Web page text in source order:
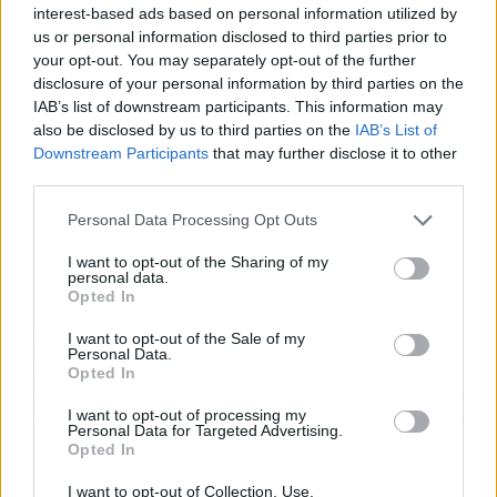
interest-based ads based on personal information utilized by
us or personal information disclosed to third parties prior to
your opt-out. You may separately opt-out of the further
disclosure of your personal information by third parties on the
IAB’s list of downstream participants. This information may
also be disclosed by us to third parties on the IAB’s List of
Downstream Participants that may further disclose it to other
Personal Data Processing Opt Outs
I want to opt-out of the Sharing of my
personal data.
Opted In
I want to opt-out of the Sale of my
Personal Data.
Opted In
I want to opt-out of processing my
Personal Data for Targeted Advertising.
Opted In
I want to opt-out of Collection, Use,
Otra de las claves será mejorar la detección
temprana de las víctimas y su remisión para
programas de empoderamiento de las víctimas
y facilitar la reintegración.